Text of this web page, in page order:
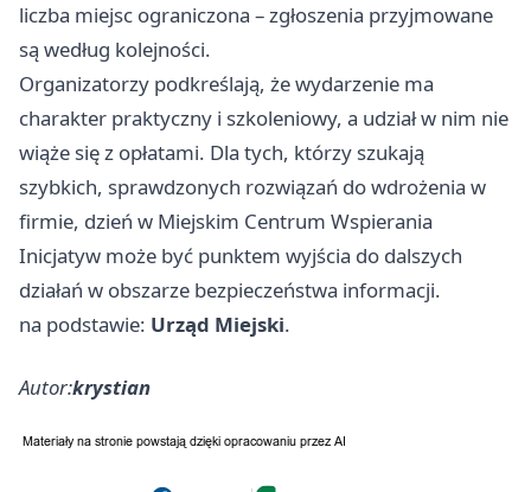
liczba miejsc ograniczona – zgłoszenia przyjmowane
są według kolejności.
Organizatorzy podkreślają, że wydarzenie ma
charakter praktyczny i szkoleniowy, a udział w nim nie
wiąże się z opłatami. Dla tych, którzy szukają
szybkich, sprawdzonych rozwiązań do wdrożenia w
firmie, dzień w Miejskim Centrum Wspierania
Inicjatyw może być punktem wyjścia do dalszych
działań w obszarze bezpieczeństwa informacji.
na podstawie: Urząd Miejski.
Autor:krystian